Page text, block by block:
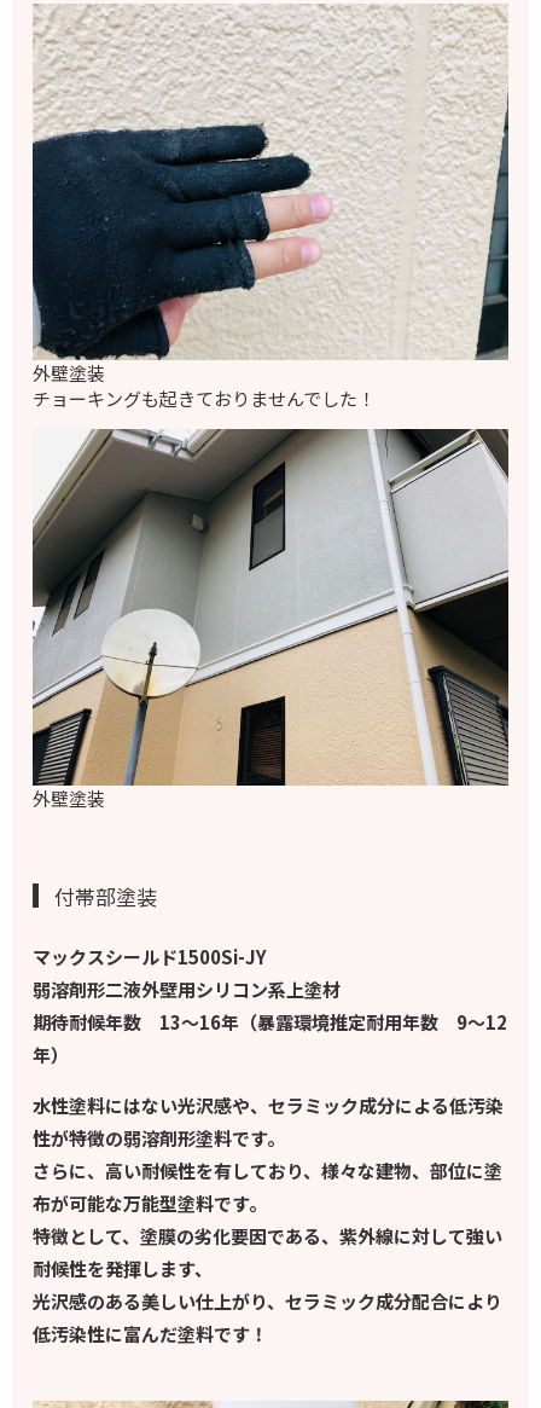
外壁塗装
チョーキングも起きておりませんでした！
外壁塗装
付帯部塗装
マックスシールド1500Si-JY
弱溶剤形二液外壁用シリコン系上塗材
期待耐候年数 13～16年（暴露環境推定耐用年数 9～12
年）
水性塗料にはない光沢感や、セラミック成分による低汚染
性が特徴の弱溶剤形塗料です。
さらに、高い耐候性を有しており、様々な建物、部位に塗
布が可能な万能型塗料です。
特徴として、塗膜の劣化要因である、紫外線に対して強い
耐候性を発揮します、
光沢感のある美しい仕上がり、セラミック成分配合により
低汚染性に富んだ塗料です！